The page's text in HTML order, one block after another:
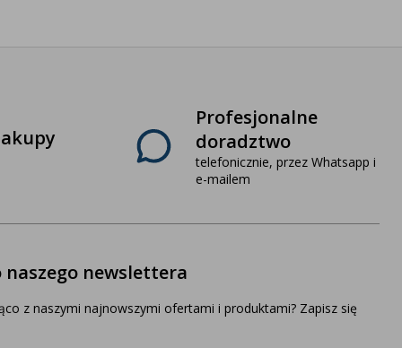
Profesjonalne
doradztwo
telefonicznie, przez Whatsapp i
e-mailem
naszego newslettera
z naszymi najnowszymi ofertami i produktami? Zapisz się